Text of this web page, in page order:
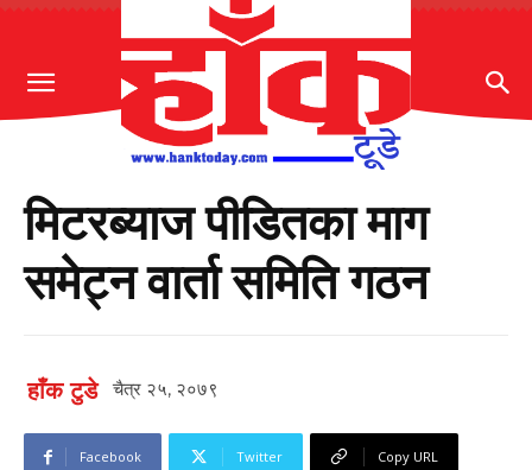
मिटरब्याज पीडितका माग
समेट्न वार्ता समिति गठन
हाँक टुडे चैत्र २५, २०७९
Facebook Twitter Copy URL